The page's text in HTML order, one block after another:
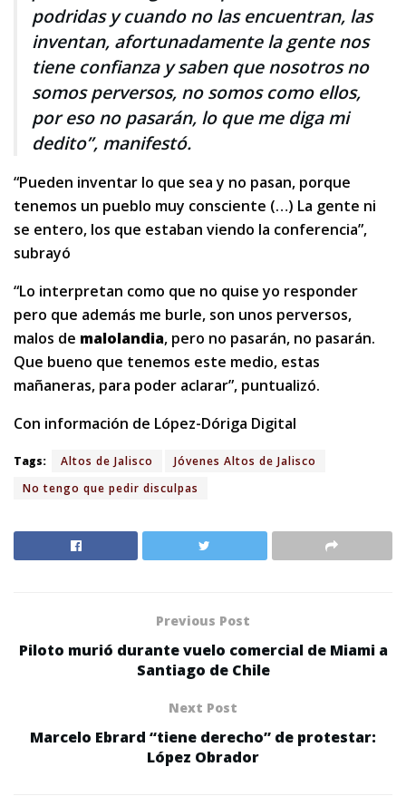
podridas y cuando no las encuentran, las
inventan, afortunadamente la gente nos
tiene confianza y saben que nosotros no
somos perversos, no somos como ellos,
por eso no pasarán, lo que me diga mi
dedito”, manifestó.
“Pueden inventar lo que sea y no pasan, porque
tenemos un pueblo muy consciente (…) La gente ni
se entero, los que estaban viendo la conferencia”,
subrayó
“Lo interpretan como que no quise yo responder
pero que además me burle, son unos perversos,
malos de malolandia, pero no pasarán, no pasarán.
Que bueno que tenemos este medio, estas
mañaneras, para poder aclarar”, puntualizó.
Con información de López-Dóriga Digital
Tags: Altos de Jalisco
Jóvenes Altos de Jalisco
No tengo que pedir disculpas
Previous Post
Piloto murió durante vuelo comercial de Miami a
Santiago de Chile
Next Post
Marcelo Ebrard “tiene derecho” de protestar:
López Obrador